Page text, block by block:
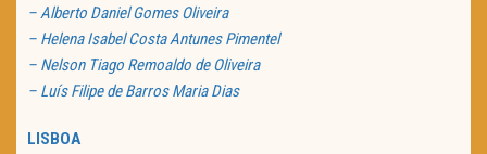
– Alberto Daniel Gomes Oliveira
– Helena Isabel Costa Antunes Pimentel
– Nelson Tiago Remoaldo de Oliveira
– Luís Filipe de Barros Maria Dias
LISBOA